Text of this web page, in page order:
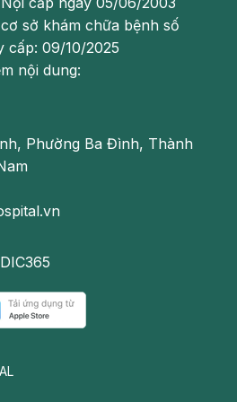
viêm các tiểu cầu thận và
người cao tuổi
được lưu ý kỹ càng hơn. Ở
trạng suy thận cấp trước thận,
sở khám chữa bệnh số
cấp: 09/10/2025
nội dung:
Phường Ba Đình, Thành